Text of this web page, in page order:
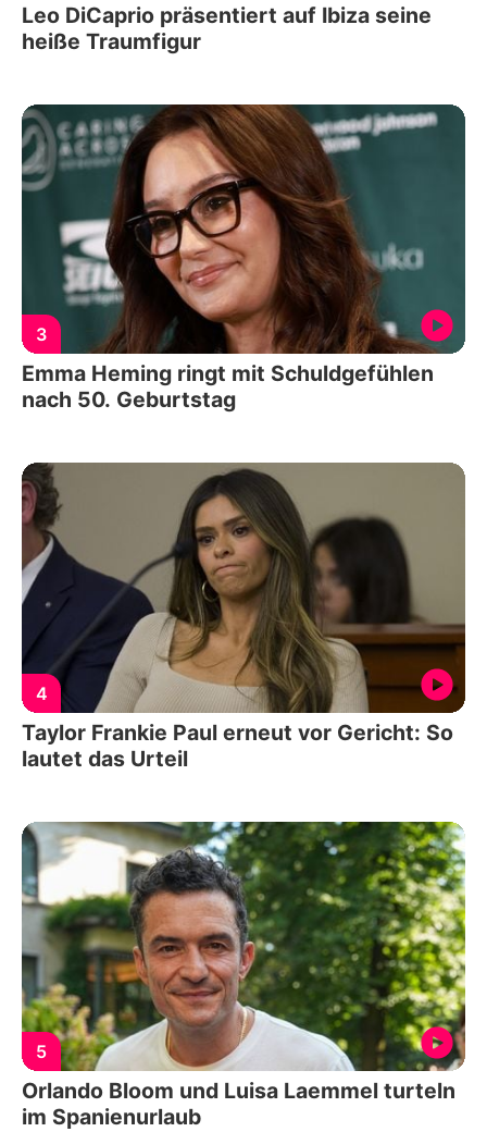
Leo DiCaprio präsentiert auf Ibiza seine
heiße Traumfigur
3
Emma Heming ringt mit Schuldgefühlen
nach 50. Geburtstag
4
Taylor Frankie Paul erneut vor Gericht: So
lautet das Urteil
5
Orlando Bloom und Luisa Laemmel turteln
im Spanienurlaub